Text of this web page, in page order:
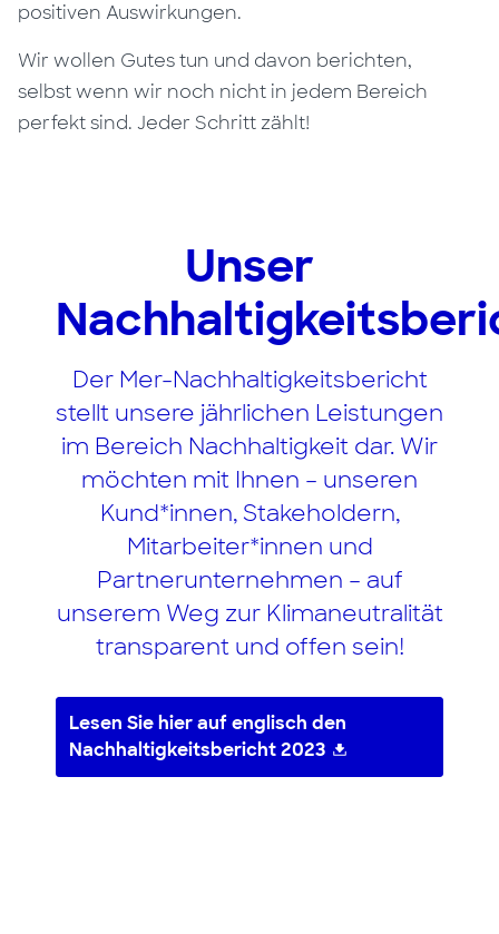
positiven Auswirkungen.
Wir wollen Gutes tun und davon berichten,
selbst wenn wir noch nicht in jedem Bereich
perfekt sind. Jeder Schritt zählt!
Unser
Der Mer-Nachhaltigkeitsbericht
stellt unsere jährlichen Leistungen
im Bereich Nachhaltigkeit dar. Wir
möchten mit Ihnen – unseren
Kund*innen, Stakeholdern,
Mitarbeiter*innen und
Partnerunternehmen – auf
unserem Weg zur Klimaneutralität
transparent und offen sein!
Lesen Sie hier auf englisch den
Nachhaltigkeitsbericht 2023